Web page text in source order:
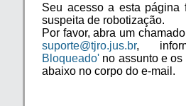
Seu acesso a esta página
suspeita de robotização.
Por favor, abra um
suporte@tjro.jus.br,
Bloqueado' no assunto e
abaixo no corpo do e-mail.